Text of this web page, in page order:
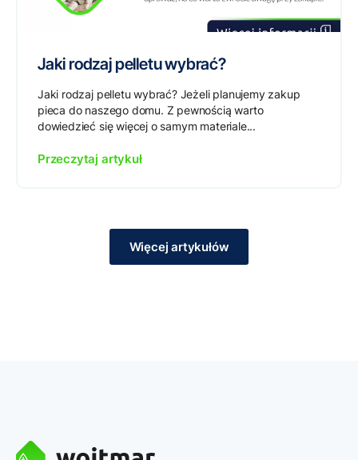
Jaki rodzaj pelletu wybrać?
Jaki rodzaj pelletu wybrać? Jeżeli planujemy zakup
pieca do naszego domu. Z pewnością warto
dowiedzieć się więcej o samym materiale...
Przeczytaj artykuł
Więcej artykułów